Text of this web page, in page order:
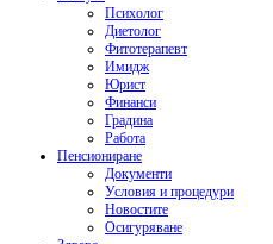
Психолог
Диетолог
Фитотерапевт
Имидж
Юрист
Финанси
Градина
Работа
Пенсиониране
Документи
Условия и процедури
Новостите
Осигуряване